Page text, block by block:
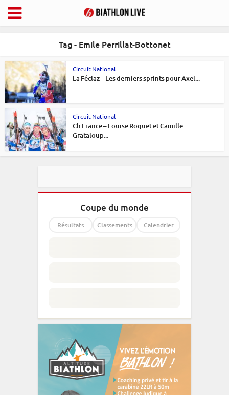
Tag - Emile Perrillat-Bottonet
Circuit National
La Féclaz – Les derniers sprints pour Axel...
Circuit National
Ch France – Louise Roguet et Camille
Grataloup...
Coupe du monde
Résultats Classements Calendrier